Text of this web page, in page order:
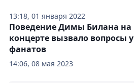
13:18, 01 января 2022
14:06, 08 мая 2023
Поведение Димы Билана на
концерте вызвало вопросы у
фанатов